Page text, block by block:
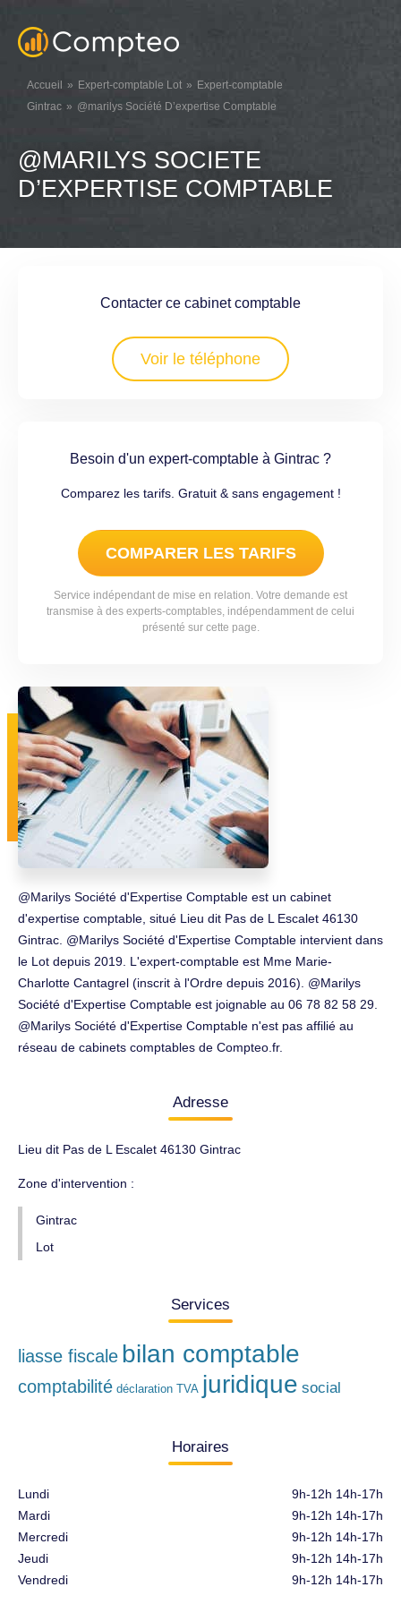
Accueil Expert-comptable Lot
Expert-comptable
Gintrac
@marilys Société D’expertise Comptable
@MARILYS SOCIETE
D’EXPERTISE COMPTABLE
Contacter ce cabinet comptable
Voir le téléphone
Besoin d'un expert-comptable à Gintrac ?
Comparez les tarifs. Gratuit & sans engagement !
COMPARER LES TARIFS
Service indépendant de mise en relation. Votre demande est
transmise à des experts-comptables, indépendamment de celui
présenté sur cette page.
@Marilys Société d'Expertise Comptable est un cabinet
d'expertise comptable, situé Lieu dit Pas de L Escalet 46130
Gintrac. @Marilys Société d'Expertise Comptable intervient dans
le Lot depuis 2019. L'expert-comptable est Mme Marie-
Charlotte Cantagrel (inscrit à l'Ordre depuis 2016). @Marilys
Société d'Expertise Comptable est joignable au 06 78 82 58 29.
@Marilys Société d'Expertise Comptable n'est pas affilié au
réseau de cabinets comptables de Compteo.fr.
Adresse
Lieu dit Pas de L Escalet 46130 Gintrac
Zone d'intervention :
Gintrac
Lot
Services
liasse fiscale bilan comptable
comptabilité déclaration TVA juridique social
Horaires
Lundi
Mardi
Mercredi
Jeudi
Vendredi
9h-12h 14h-17h
9h-12h 14h-17h
9h-12h 14h-17h
9h-12h 14h-17h
9h-12h 14h-17h